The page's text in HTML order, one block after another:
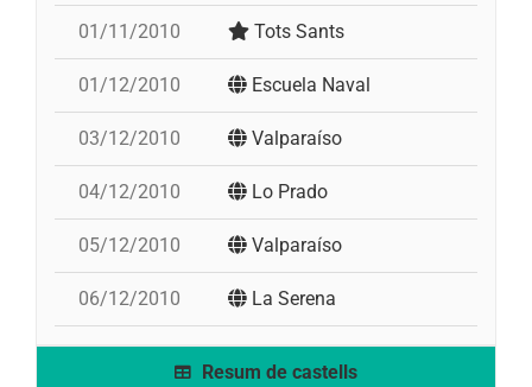
01/11/2010 Tots Sants
01/12/2010 Escuela Naval
03/12/2010 Valparaíso
04/12/2010 Lo Prado
05/12/2010 Valparaíso
06/12/2010 La Serena
Resum de castells